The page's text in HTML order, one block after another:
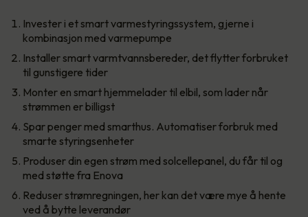
Invester i et smart varmestyringssystem, gjerne i
kombinasjon med varmepumpe
Installer smart varmtvannsbereder, det flytter forbruket
til gunstigere tider
Monter en smart hjemmelader til elbil, som lader når
strømmen er billigst
Spar penger med smarthus. Automatiser forbruk med
smarte styringsenheter
Produser din egen strøm med solcellepanel, du får til og
med støtte fra Enova
Reduser strømregningen, her kan det være mye å hente
ved å bytte leverandør